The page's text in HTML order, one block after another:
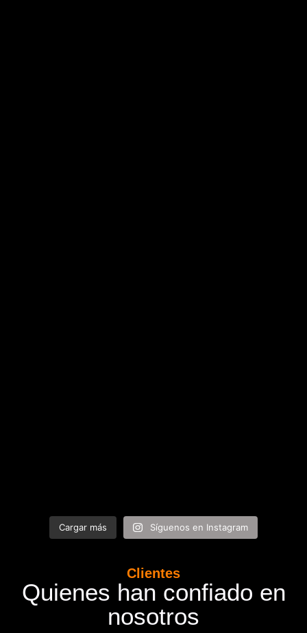
Cargar más Síguenos en Instagram
Clientes
Quienes han confiado en
nosotros